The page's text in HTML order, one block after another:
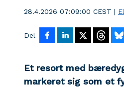
28.4.2026 07:09:00 CEST |
Del
Et resort med
markeret sig som et